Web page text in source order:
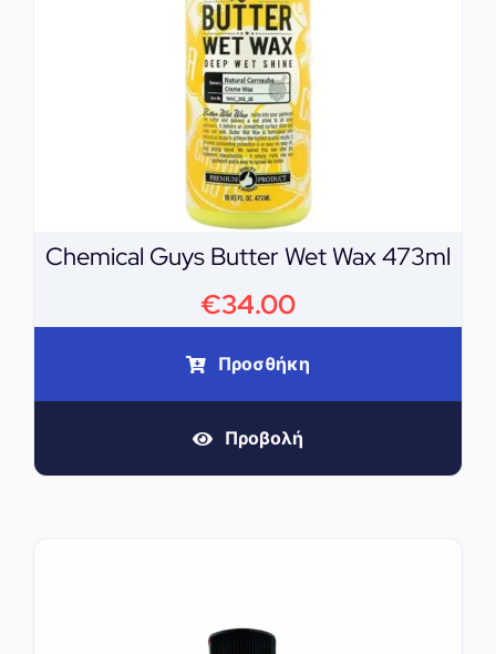
Chemical Guys Butter Wet Wax 473ml
€34.00
Προσθήκη
Προβολή